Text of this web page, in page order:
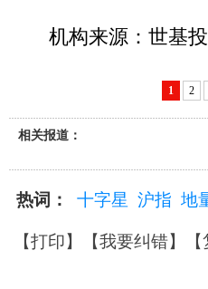
机构来源：世基
1 2
相关报道：
热词： 十字星 沪指 地
【打印】【我要纠错】【